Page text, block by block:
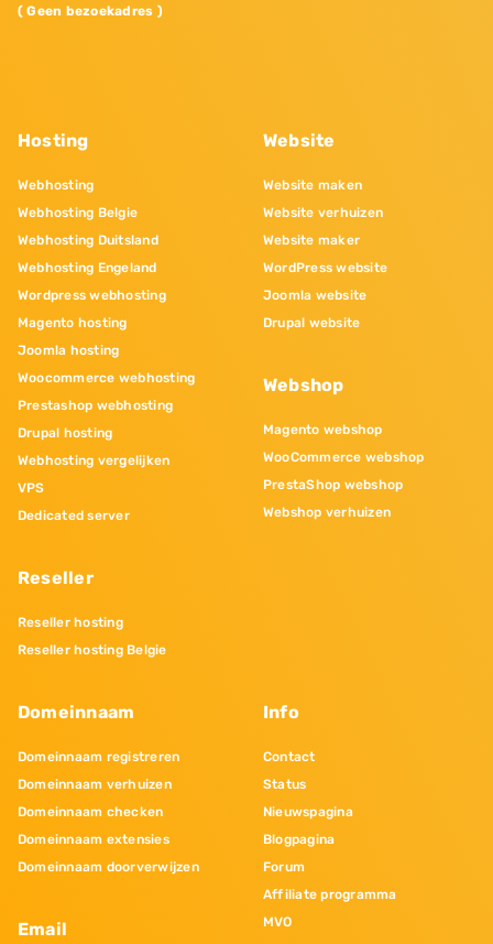
( Geen bezoekadres )
Hosting
Webhosting
Webhosting Belgie
Webhosting Duitsland
Webhosting Engeland
Wordpress webhosting
Magento hosting
Joomla hosting
Woocommerce webhosting
Prestashop webhosting
Drupal hosting
Webhosting vergelijken
VPS
Dedicated server
Reseller
Reseller hosting
Reseller hosting Belgie
Website
Website maken
Website verhuizen
Website maker
WordPress website
Joomla website
Drupal website
Webshop
Magento webshop
WooCommerce webshop
PrestaShop webshop
Webshop verhuizen
Domeinnaam
Domeinnaam registreren
Domeinnaam verhuizen
Domeinnaam checken
Domeinnaam extensies
Domeinnaam doorverwijzen
Email
Info
Contact
Status
Nieuwspagina
Blogpagina
Forum
Affiliate programma
MVO